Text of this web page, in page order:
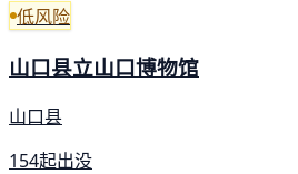
低风险
山口县立山口博物馆
山口县
154起出没